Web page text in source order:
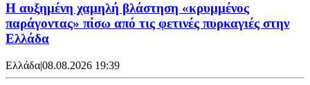
Η αυξημένη χαμηλή βλάστηση «κρυμμένος
παράγοντας» πίσω από τις φετινές πυρκαγιές στην
Ελλάδα
Ελλάδα|08.08.2026 19:39